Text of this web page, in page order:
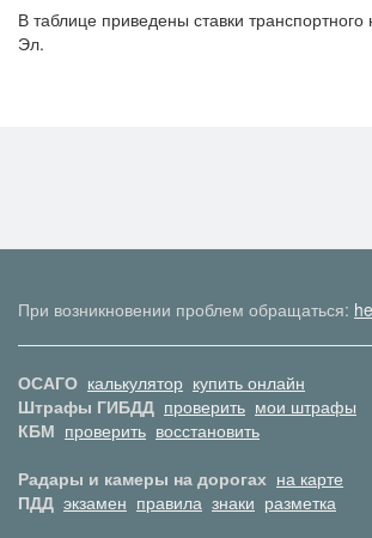
В таблице приведены ставки
Эл.
При возникновении проблем обращаться:
ОСАГО калькулятор купить онлайн
Штрафы ГИБДД проверить мои штрафы
КБМ проверить восстановить
Радары и камеры на дорогах на карте
ПДД экзамен правила знаки разметка